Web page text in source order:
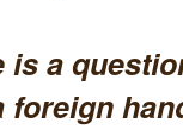
is a
foreign